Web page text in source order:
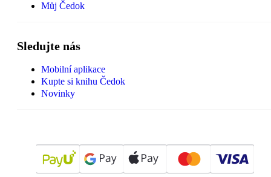
Můj Čedok
Sledujte nás
Mobilní aplikace
Kupte si knihu Čedok
Novinky